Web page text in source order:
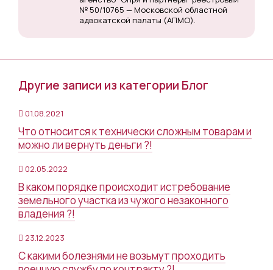
№ 50/10765 — Московской областной
адвокатской палаты (АПМО).
Другие записи из категории Блог
01.08.2021
Что относится к технически сложным товарам и
можно ли вернуть деньги ?!
02.05.2022
В каком порядке происходит истребование
земельного участка из чужого незаконного
владения ?!
23.12.2023
С какими болезнями не возьмут проходить